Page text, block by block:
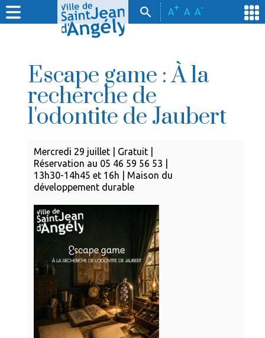
A+ A A-
Escape game : À la
recherche de
l'odontite de Jaubert
Mercredi 29 juillet | Gratuit |
Réservation au 05 46 59 56 53 |
13h30-14h45 et 16h | Maison du
développement durable